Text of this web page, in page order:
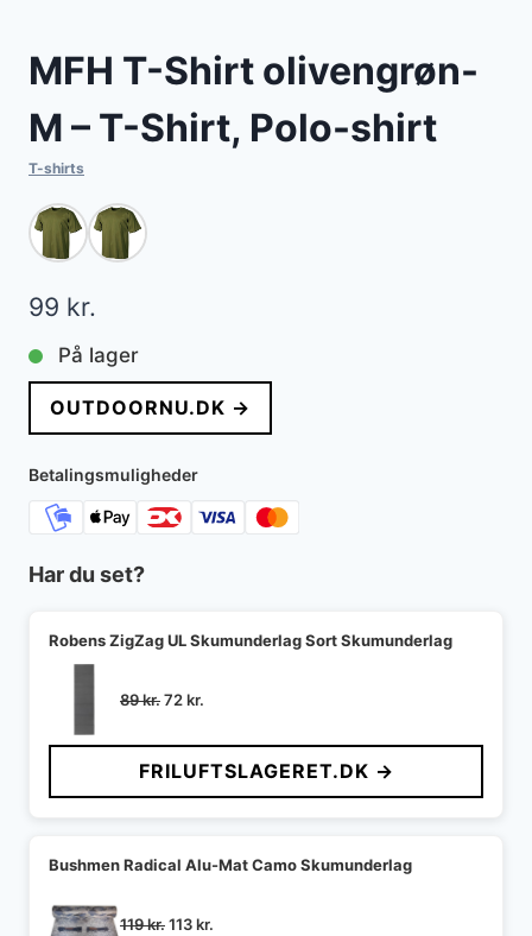
MFH T-Shirt olivengrøn-
M – T-Shirt, Polo-shirt
T-shirts
99 kr.
På lager
OUTDOORNU.DK →
Betalingsmuligheder
Har du set?
Robens ZigZag UL Skumunderlag Sort Skumunderlag
89kr.Den
pris
var:
89 kr..
72kr.
pris
er:
72 kr..
FRILUFTSLAGERET.DK →
Bushmen Radical Alu-Mat Camo Skumunderlag
119kr.Den
113kr.